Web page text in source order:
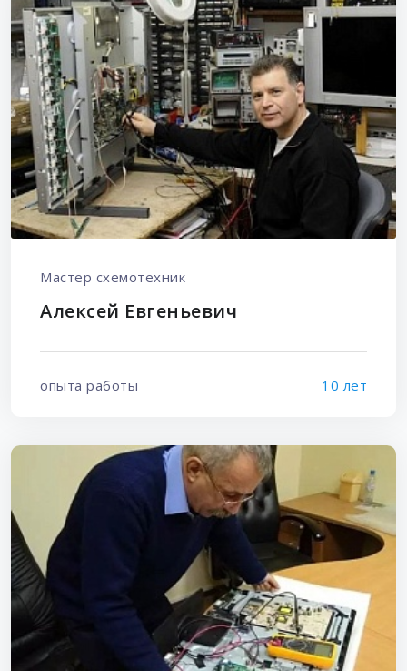
Мастер схемотехник
Алексей Евгеньевич
опыта работы 10 лет